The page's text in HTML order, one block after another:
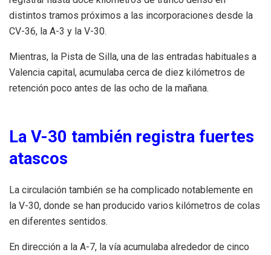
distintos tramos próximos a las incorporaciones desde la
CV-36, la A-3 y la V-30.
Mientras, la Pista de Silla, una de las entradas habituales a
Valencia capital, acumulaba cerca de diez kilómetros de
retención poco antes de las ocho de la mañana.
La V-30 también registra fuertes
atascos
La circulación también se ha complicado notablemente en
la V-30, donde se han producido varios kilómetros de colas
en diferentes sentidos.
En dirección a la A-7, la vía acumulaba alrededor de cinco